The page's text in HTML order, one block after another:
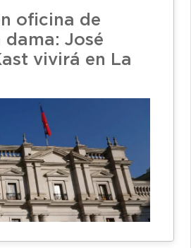
oficina de
dama: José
vivirá en La